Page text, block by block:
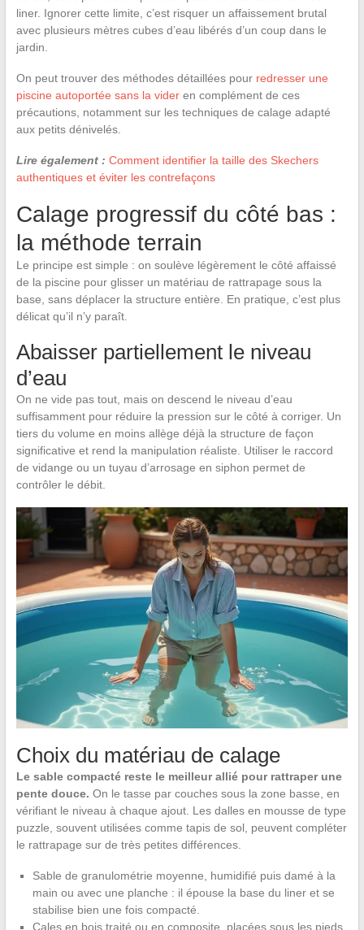
liner. Ignorer cette limite, c’est risquer un affaissement brutal
avec plusieurs mètres cubes d’eau libérés d’un coup dans le
jardin.
On peut trouver des méthodes détaillées pour redresser une
piscine autoportée sans la videren complément de ces
précautions, notamment sur les techniques de calage adapté
aux petits dénivelés.
Lire également : Comment identifier la taille des Skechers
authentiques et éviter les contrefaçons
Calage progressif du côté bas :
la méthode terrain
Le principe est simple : on soulève légèrement le côté affaissé
de la piscine pour glisser un matériau de rattrapage sous la
base, sans déplacer la structure entière. En pratique, c’est plus
délicat qu’il n’y paraît.
Abaisser partiellement le niveau
d’eau
On ne vide pas tout, mais on descend le niveau d’eau
suffisamment pour réduire la pression sur le côté à corriger. Un
tiers du volume en moins allège déjà la structure de façon
significative et rend la manipulation réaliste. Utiliser le raccord
de vidange ou un tuyau d’arrosage en siphon permet de
contrôler le débit.
Choix du matériau de calage
Le sable compacté reste le meilleur allié pour rattraper une
pente douce. On le tasse par couches sous la zone basse, en
vérifiant le niveau à chaque ajout. Les dalles en mousse de type
puzzle, souvent utilisées comme tapis de sol, peuvent compléter
le rattrapage sur de très petites différences.
Sable de granulométrie moyenne, humidifié puis damé à la
main ou avec une planche : il épouse la base du liner et se
stabilise bien une fois compacté.
Cales en bois traité ou en composite, placées sous les pieds